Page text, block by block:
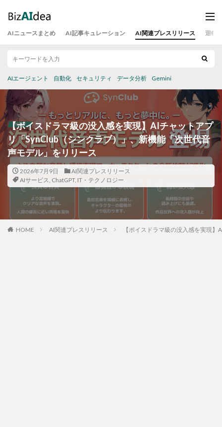
AIニュースまとめ AI記事キュレーション AI関連プレスリリース 運営
AIエージェント 自動化 セキュリティ データ分析 Gemini
【ボイスドラマ級の没入感を実現】AIチャットアプ
リ「SynClub（シンクラブ）」、新機能「次世代音
声モデル」をリリース
2026年7月9日
AI関連プレスリリース
AIサービス, ChatGPT, IT・テクノロジー
HOME AI関連プレスリリース 【ボイスドラマ級の没入感を実現